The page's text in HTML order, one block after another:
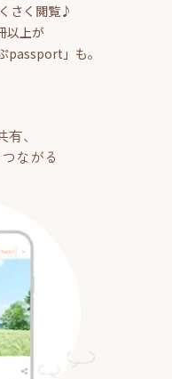
さく閲覧♪
以上が
passport」も。
、
ながる